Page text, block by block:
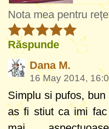
Nota mea pentru
Răspunde
Dana M.
16 May 2014,
Simplu si pufos,
as fi stiut ca imi